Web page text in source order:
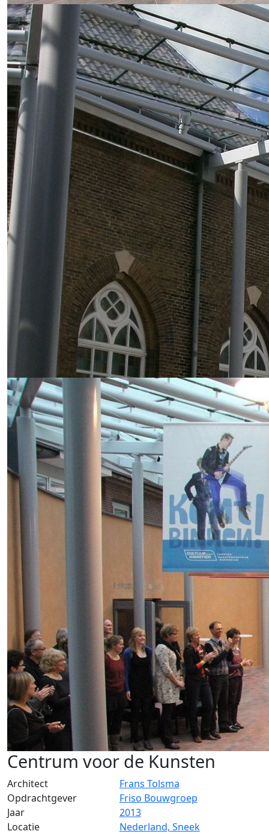
Centrum voor de Kunsten
Architect
Frans Tolsma
Opdrachtgever
Friso Bouwgroep
Jaar
2013
Locatie
Nederland, Sneek